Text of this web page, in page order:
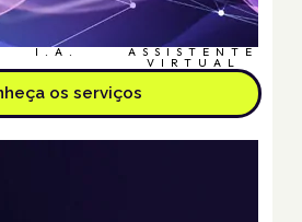
I.A. ASSISTENTE
VIRTUAL
os serviços